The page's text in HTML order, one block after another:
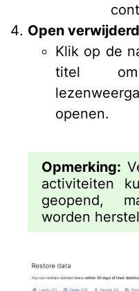
Open
Klik op de
titel
openen.
Opmerking:
activiteiten
geopend,
worden